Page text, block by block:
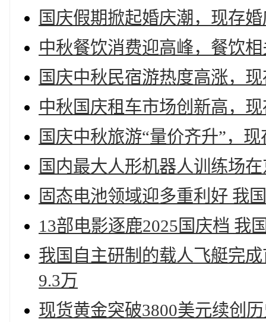
国庆假期掀起婚庆潮，现存
中秋餐饮消费迎高峰，餐饮
国庆中秋民宿游热度高涨，
中秋国庆租车市场创新高，
国庆中秋旅游“量价齐升”，
国内最大人形机器人训练场
固态电池领域迎多重利好 我
13部电影逐鹿2025国庆档 我
我国自主研制的载人飞艇完
9.3万
现货黄金突破3800美元续创